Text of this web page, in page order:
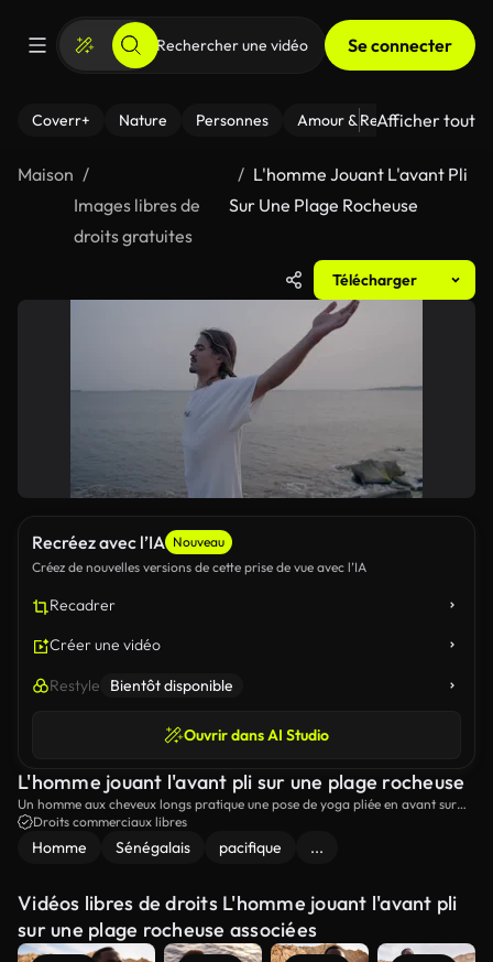
Se connecter
Coverr+ Nature Personnes Amour & Relations Le
Afficher tout
Maison
Images libres de
droits gratuites
L'homme Jouant L'avant Pli
Sur Une Plage Rocheuse
Télécharger
Recréez avec l’IA Nouveau
Créez de nouvelles versions de cette prise de vue avec l’IA
Recadrer
Créer une vidéo
Restyle Bientôt disponible
Ouvrir dans AI Studio
L'homme jouant l'avant pli sur une plage rocheuse
Un homme aux cheveux longs pratique une pose de yoga pliée en avant sur
une plage rocheuse, entourée de beauté naturelle.
Droits commerciaux libres
Homme Sénégalais pacifique ...
Vidéos libres de droits L'homme jouant l'avant pli
sur une plage rocheuse associées